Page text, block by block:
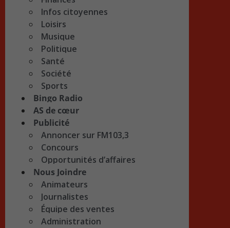
Infos citoyennes
Loisirs
Musique
Politique
Santé
Société
Sports
Bingo Radio
AS de cœur
Publicité
Annoncer sur FM103,3
Concours
Opportunités d’affaires
Nous Joindre
Animateurs
Journalistes
Équipe des ventes
Administration